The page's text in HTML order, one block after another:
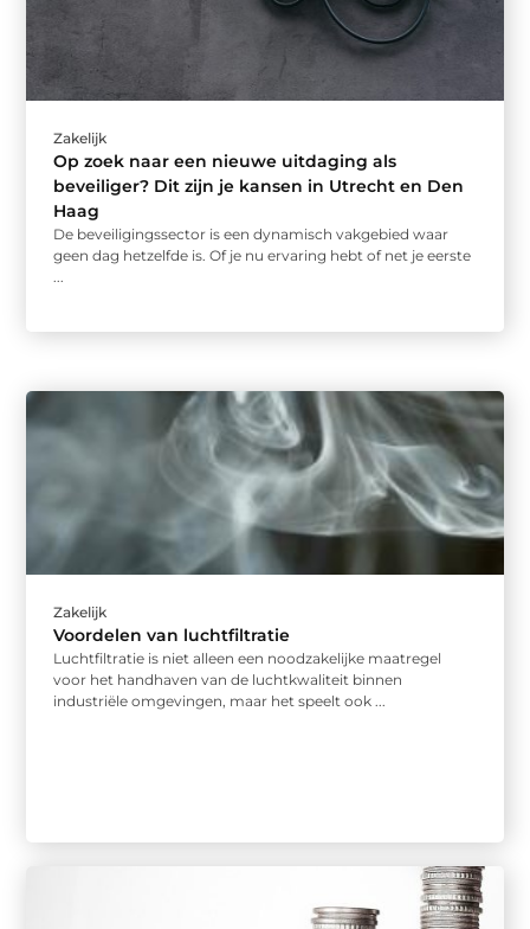
Zakelijk
Op zoek naar een nieuwe uitdaging als
beveiliger? Dit zijn je kansen in Utrecht en Den
Haag
De beveiligingssector is een dynamisch vakgebied waar
geen dag hetzelfde is. Of je nu ervaring hebt of net je eerste
Zakelijk
Voordelen van luchtfiltratie
Luchtfiltratie is niet alleen een noodzakelijke maatregel
voor het handhaven van de luchtkwaliteit binnen
industriële omgevingen, maar het speelt ook ...